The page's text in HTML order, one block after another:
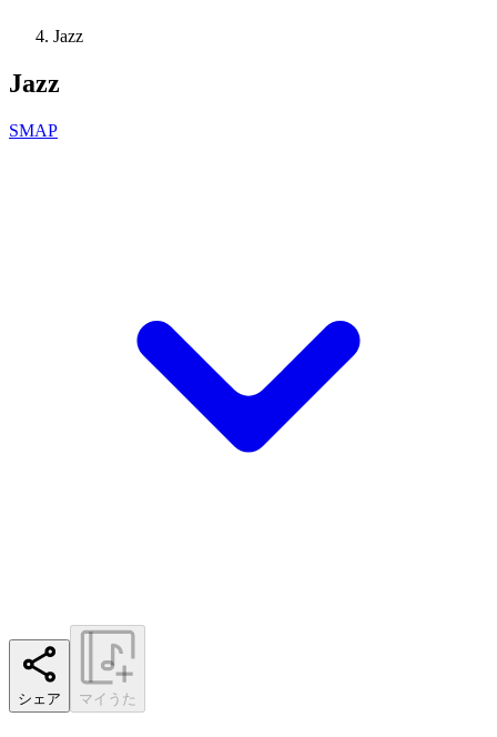
Jazz
Jazz
SMAP
シェア マイうた